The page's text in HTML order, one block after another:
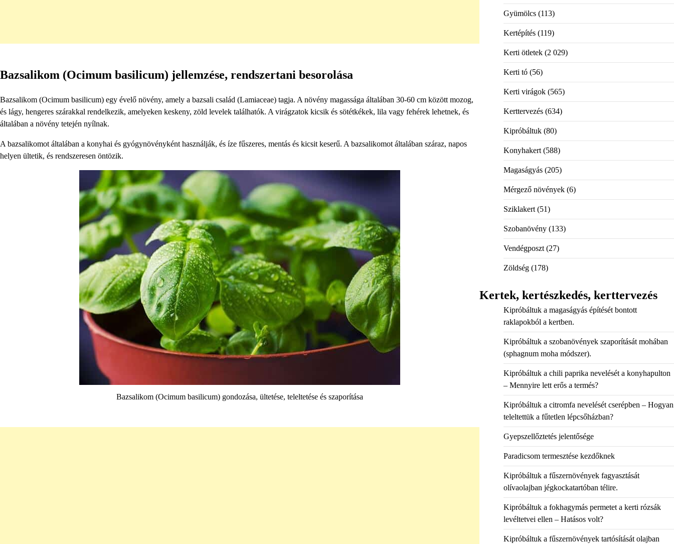
Bazsalikom (Ocimum basilicum) jellemzése, rendszertani besorolása
Bazsalikom (Ocimum basilicum) egy évelő növény, amely a bazsali család (Lamiaceae) tagja. A növény magassága általában 30-60 cm között mozog,
és lágy, hengeres szárakkal rendelkezik, amelyeken keskeny, zöld levelek találhatók. A virágzatok kicsik és sötétkékek, lila vagy fehérek lehetnek, és
általában a növény tetején nyílnak.
A bazsalikomot általában a konyhai és gyógynövényként használják, és íze fűszeres, mentás és kicsit keserű. A bazsalikomot általában száraz, napos
helyen ültetik, és rendszeresen öntözik.
Bazsalikom (Ocimum basilicum) gondozása, ültetése, teleltetése és szaporítása
Gyümölcs(113)
Kertépítés(119)
Kerti ötletek(2 029)
Kerti tó(56)
Kerti virágok(565)
Kerttervezés(634)
Kipróbáltuk(80)
Konyhakert(588)
Magaságyás(205)
Mérgező növények(6)
Sziklakert(51)
Szobanövény(133)
Vendégposzt(27)
Zöldség(178)
Kertek, kertészkedés, kerttervezés
Kipróbáltuk a magaságyás építését bontott
raklapokból a kertben.
Kipróbáltuk a szobanövények szaporítását mohában
(sphagnum moha módszer).
Kipróbáltuk a chili paprika nevelését a konyhapulton
– Mennyire lett erős a termés?
Kipróbáltuk a citromfa nevelését cserépben – Hogyan
teleltettük a fűtetlen lépcsőházban?
Gyepszellőztetés jelentősége
Paradicsom termesztése kezdőknek
Kipróbáltuk a fűszernövények fagyasztását
olívaolajban jégkockatartóban télire.
Kipróbáltuk a fokhagymás permetet a kerti rózsák
levéltetvei ellen – Hatásos volt?
Kipróbáltuk a fűszernövények tartósítását olajban